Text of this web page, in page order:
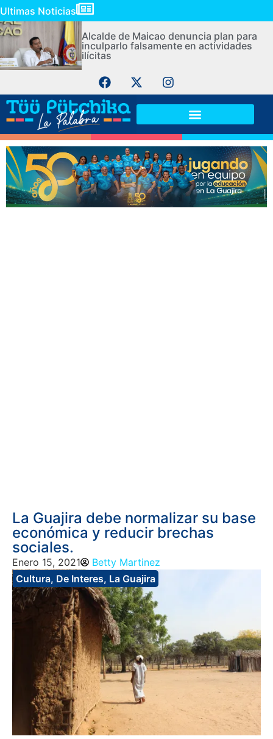
Ultimas Noticias
Alcalde de Maicao denuncia plan para
inculparlo falsamente en actividades
ilícitas
La Guajira debe normalizar su base
económica y reducir brechas
sociales.
Enero 15, 2021
Betty Martinez
Cultura, De Interes, La Guajira